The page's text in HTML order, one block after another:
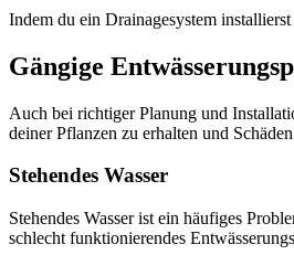
Indem du ein Drainagesystem
Gängige
Auch bei richtiger Planung und
deiner Pflanzen zu erhalten und
Stehendes Wasser
Stehendes Wasser ist ein häufiges
schlecht funktionierendes